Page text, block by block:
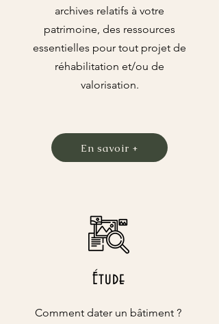
archives relatifs à votre
patrimoine, des ressources
essentielles pour tout projet de
réhabilitation et/ou de
valorisation.
En savoir +
Étude
Comment dater un bâtiment ?